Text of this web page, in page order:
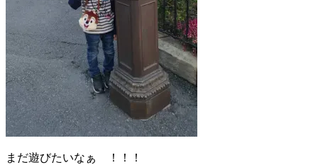
まだ遊びたいなぁ ！！！